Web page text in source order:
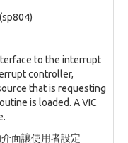
to the interrupt
controller,
that is requesting
is loaded. A VIC
面讓使用者設定